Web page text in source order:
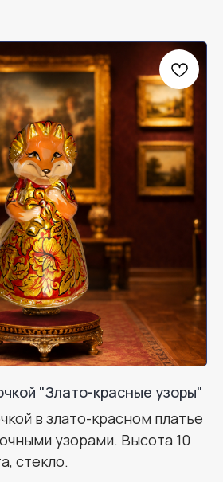
"Злато-красные узоры"
в злато-красном платье
узорами. Высота 10
стекло.